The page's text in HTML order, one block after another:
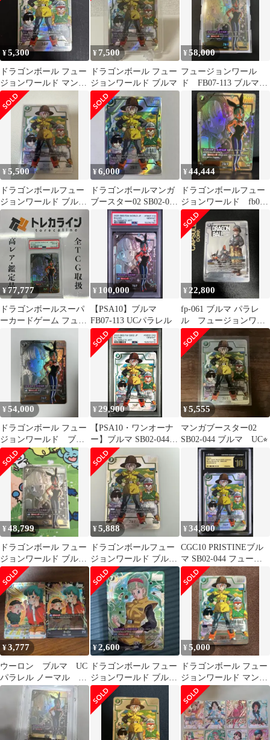
¥5,300
ドラゴンボール フュー
ジョンワールド マンガ
SB02-044 UC⭐︎ ブルマ
¥ 7,500
ドラゴンボール フュー
ジョンワールド ブルマ
¥58,000
フュージョンワール
ド FB07-113 ブルマ
UCパラレル
¥5,500
ドラゴンボールフュー
ジョンワールド ブルマ
uc パラレル マンガ
¥6,000
ドラゴンボールマンガ
ブースター02 SB02-044
ブルマ UC⭐︎ パラレ
¥44,444
ドラゴンボールフュー
ジョンワールド fb07-
113 バニーブルマUC パ
ラレル
¥ 77,777
ドラゴンボールスーパ
ーカードゲーム フュー
FB07-113 UC★ パラレ
ル PSA10
¥ 100,000
【PSA10】ブルマ
FB07-113 UCパラレル
¥ 22,800
fp-061 ブルマ パラレ
ル フュージョンワー
ルド バトルパック
manga
¥54,000
ドラゴンボール フュー
ジョンワールド ブル
マ FB07-113 UC パラ
レル
¥29,900
【PSA10・ワンオーナ
ー】ブルマ SB02-044
UCパラレル ドラゴン
ボールカード
¥5,555
マンガブースター02
SB02-044 ブルマ UC⭐︎
¥48,799
ドラゴンボール フュー
ジョンワールド ブルマ
FB07-113
¥5,888
ドラゴンボールフュー
ジョンワールド ブル
マ SB02-044 UC
¥34,800
CGC10 PRISTINEブル
マ SB02-044 フュージ
ョンワールド
¥3,777
ウーロン ブルマ UC
パラレル ノーマル フ
ュージョンワールドリ
ミテッドパック
¥2,600
ドラゴンボール フュー
ジョンワールド ブルマ
FB04-068
¥5,000
ドラゴンボール フュー
ジョンワールド マンガ
SB02-044 UC ブルマ